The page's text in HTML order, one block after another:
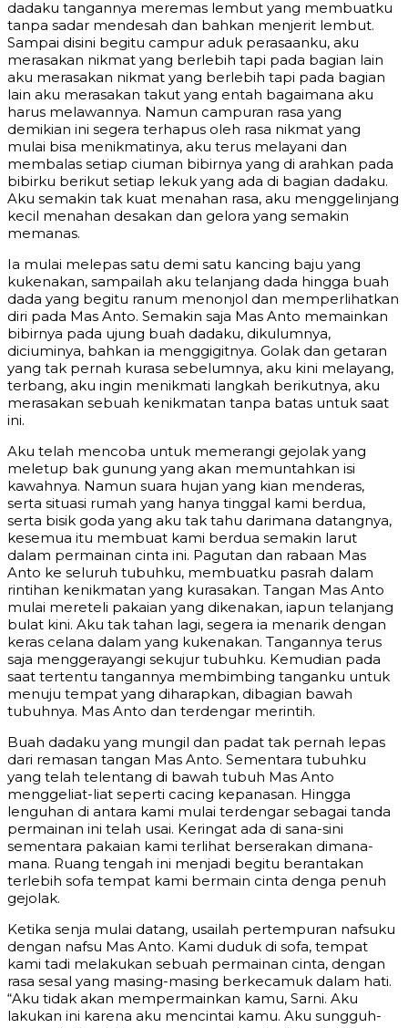
dadaku tangannya meremas lembut yang membuatku
tanpa sadar mendesah dan bahkan menjerit lembut.
Sampai disini begitu campur aduk perasaanku, aku
merasakan nikmat yang berlebih tapi pada bagian lain
aku merasakan nikmat yang berlebih tapi pada bagian
lain aku merasakan takut yang entah bagaimana aku
harus melawannya. Namun campuran rasa yang
demikian ini segera terhapus oleh rasa nikmat yang
mulai bisa menikmatinya, aku terus melayani dan
membalas setiap ciuman bibirnya yang di arahkan pada
bibirku berikut setiap lekuk yang ada di bagian dadaku.
Aku semakin tak kuat menahan rasa, aku menggelinjang
kecil menahan desakan dan gelora yang semakin
memanas.
Ia mulai melepas satu demi satu kancing baju yang
kukenakan, sampailah aku telanjang dada hingga buah
dada yang begitu ranum menonjol dan memperlihatkan
diri pada Mas Anto. Semakin saja Mas Anto memainkan
bibirnya pada ujung buah dadaku, dikulumnya,
diciuminya, bahkan ia menggigitnya. Golak dan getaran
yang tak pernah kurasa sebelumnya, aku kini melayang,
terbang, aku ingin menikmati langkah berikutnya, aku
merasakan sebuah kenikmatan tanpa batas untuk saat
ini.
Aku telah mencoba untuk memerangi gejolak yang
meletup bak gunung yang akan memuntahkan isi
kawahnya. Namun suara hujan yang kian menderas,
serta situasi rumah yang hanya tinggal kami berdua,
serta bisik goda yang aku tak tahu darimana datangnya,
kesemua itu membuat kami berdua semakin larut
dalam permainan cinta ini. Pagutan dan rabaan Mas
Anto ke seluruh tubuhku, membuatku pasrah dalam
rintihan kenikmatan yang kurasakan. Tangan Mas Anto
mulai mereteli pakaian yang dikenakan, iapun telanjang
bulat kini. Aku tak tahan lagi, segera ia menarik dengan
keras celana dalam yang kukenakan. Tangannya terus
saja menggerayangi sekujur tubuhku. Kemudian pada
saat tertentu tangannya membimbing tanganku untuk
menuju tempat yang diharapkan, dibagian bawah
tubuhnya. Mas Anto dan terdengar merintih.
Buah dadaku yang mungil dan padat tak pernah lepas
dari remasan tangan Mas Anto. Sementara tubuhku
yang telah telentang di bawah tubuh Mas Anto
menggeliat-liat seperti cacing kepanasan. Hingga
lenguhan di antara kami mulai terdengar sebagai tanda
permainan ini telah usai. Keringat ada di sana-sini
sementara pakaian kami terlihat berserakan dimana-
mana. Ruang tengah ini menjadi begitu berantakan
terlebih sofa tempat kami bermain cinta denga penuh
gejolak.
Ketika senja mulai datang, usailah pertempuran nafsuku
dengan nafsu Mas Anto. Kami duduk di sofa, tempat
kami tadi melakukan sebuah permainan cinta, dengan
rasa sesal yang masing-masing berkecamuk dalam hati.
“Aku tidak akan mempermainkan kamu, Sarni. Aku
lakukan ini karena aku mencintai kamu. Aku sungguh-